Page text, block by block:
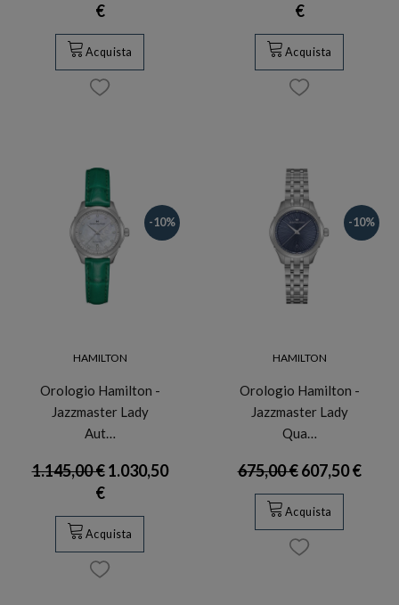
€
Acquista
€
Acquista
-10%
HAMILTON
Orologio Hamilton -
Jazzmaster Lady
Aut…
1.145,00 €1.030,50
€
Acquista
-10%
HAMILTON
Orologio Hamilton -
Jazzmaster Lady
Qua…
675,00 €607,50 €
Acquista